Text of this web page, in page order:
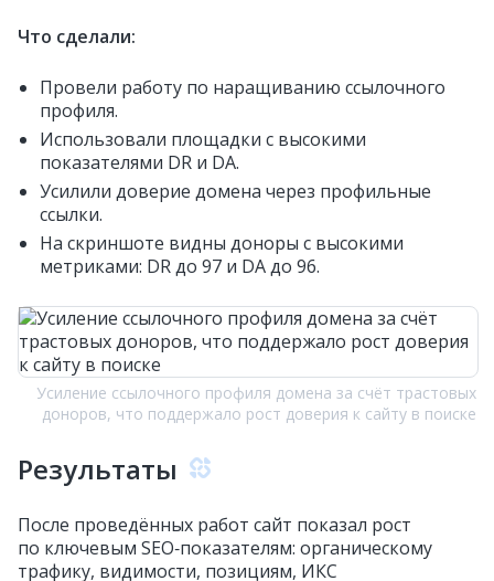
Что сделали:
Провели работу по наращиванию ссылочного
профиля.
Использовали площадки с высокими
показателями DR и DA.
Усилили доверие домена через профильные
ссылки.
На скриншоте видны доноры с высокими
метриками: DR до 97 и DA до 96.
Усиление ссылочного профиля домена за счёт трастовых
доноров, что поддержало рост доверия к сайту в поиске
Результаты
После проведённых работ сайт показал рост
по ключевым SEO‑показателям: органическому
трафику, видимости, позициям, ИКС